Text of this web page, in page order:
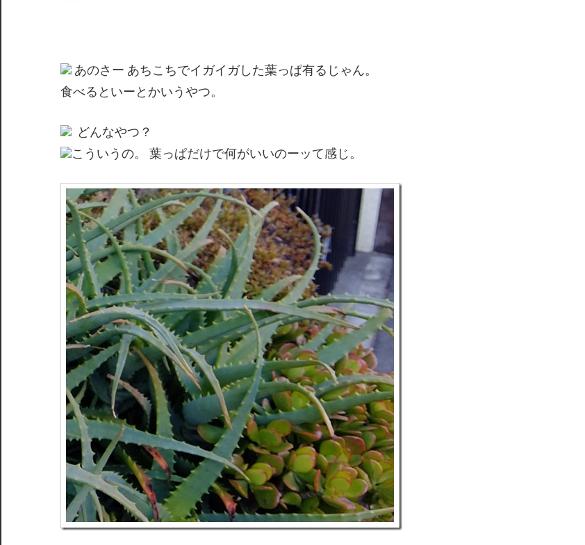
あのさー あちこちでイガイガした葉っぱ有るじゃん。
食べるといーとかいうやつ。
どんなやつ？
こういうの。 葉っぱだけで何がいいのーッて感じ。